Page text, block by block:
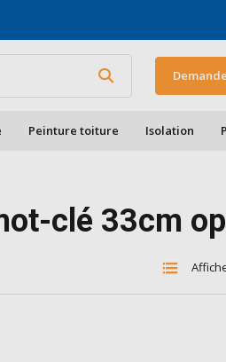
Pour bricoleurs &
Peinture toiture Isolation
clé 33cm